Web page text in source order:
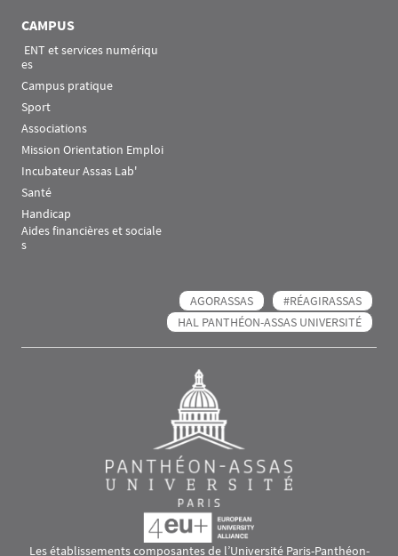
CAMPUS
es
Campus pratique
Sport
Associations
Mission Orientation Emploi
Incubateur Assas Lab'
Santé
Handicap
Aides financières et sociale
s
AGORASSAS
#RÉAGIRASSAS
HAL PANTHÉON-ASSAS UNIVERSITÉ
Les établissements composantes de l’Université Paris-Panthéon-